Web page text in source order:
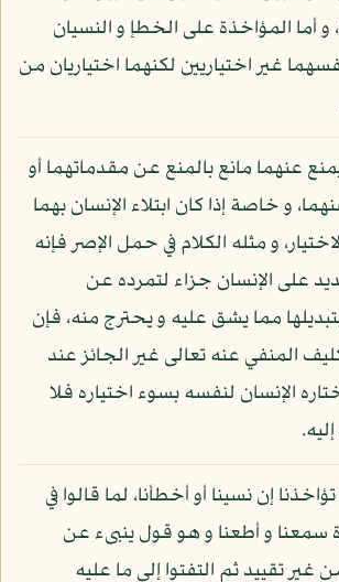
و أما المؤاخذة على الخطإ و النسيان
غير اختياريين لكنهما اختياريان من
عنهما مانع بالمنع عن مقدماتهما أو
و خاصة إذا كان ابتلاء الإنسان بهما
و مثله الكلام في حمل الإصر فإنه
على الإنسان جزاء لتمرده عن
مما يشق عليه و يحترج منه، فإن
المنفي عنه تعالى غير الجائز عند
الإنسان لنفسه بسوء اختياره فلا
إن نسينا أو أخطأنا، لما قالوا في
سمعنا و أطعنا و هو قول ينبىء عن
غير تقييد ثم التفتوا إلى ما عليه